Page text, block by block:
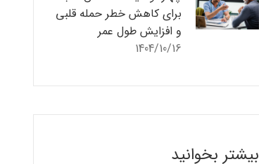
برای کاهش خطر حمله قلبی
و افزایش طول عمر
1404/10/16
بیشتر بخوانید